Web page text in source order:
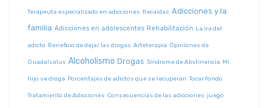
Terapeuta especializado en adicciones Recaidas Adicciones y la
familia Adicciones en adolescentes Rehabilitación La ira del
adicto Beneficio de dejar las drogas Arteterapia Opiniones de
Guadalsalus Alcoholismo Drogas Síndrome de Abstinencia Mi
hijo se droga Porcentajes de adictos que se recuperan Tocar fondo
Tratamiento de Adicciones Consecuencias de las adicciones juego